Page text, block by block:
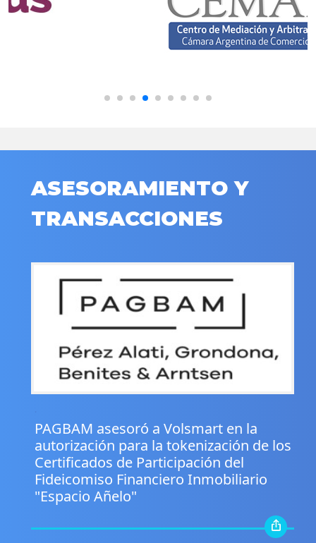
ASESORAMIENTO Y
TRANSACCIONES
PAGBAM asesoró a Volsmart en la
autorización para la tokenización de los
Certificados de Participación del
Fideicomiso Financiero Inmobiliario
"Espacio Añelo"